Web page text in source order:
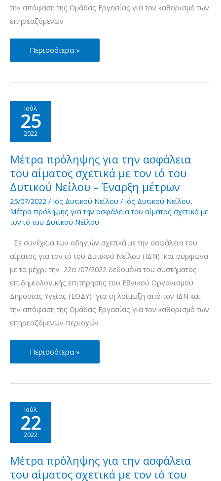
την απόφαση της Ομάδας Εργασίας για τον καθορισμό των
επηρεαζόμενων
Μέτρα
πρόληψης
ασφάλεια
του
αίματος
σχετικά
με
τον
ιό
Δυτικού
Νείλου
Επικαιροποίηση
19/08/2022
Περισσότερα »
Ιούλ
25
2022
Μέτρα πρόληψης για την ασφάλεια
του αίματος σχετικά με τον ιό του
Δυτικού Νείλου – Έναρξη μέτρων
25/07/2022 / Ιός Δυτικού Νείλου / Ιός Δυτικού Νείλου,
Μέτρα πρόληψης για την ασφάλεια του αίματος σχετικά με
τον ιό του Δυτικού Νείλου
Σε συνέχεια των οδηγιών σχετικά με την ασφάλεια του
αίματος για τον ιό του Δυτικού Νείλου (ΙΔΝ) και σύμφωνα
με τα μέχρι την 22α /07/2022 δεδομένα του συστήματος
επιδημιολογικής επιτήρησης του Εθνικού Οργανισμού
Δημόσιας Υγείας (ΕΟΔΥ) για τη λοίμωξη από τον ΙΔΝ και
την απόφαση της Ομάδας Εργασίας για τον καθορισμό των
επηρεαζόμενων περιοχών
Μέτρα
πρόληψης
ασφάλεια
του
αίματος
σχετικά
με
τον
Περισσότερα »
Ιούλ
22
2022
Μέτρα πρόληψης για την ασφάλεια
του αίματος σχετικά με τον ιό του